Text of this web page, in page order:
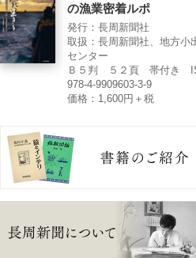
の漁業密着ルポ
発行：長周新聞社
取扱：長周新聞社、地方小
センター
Ｂ５判 ５２頁 帯付き
978-4-9909603-3-9
価格：1,600円＋税